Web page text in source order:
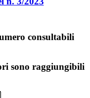
consultabili
sono raggiungibili